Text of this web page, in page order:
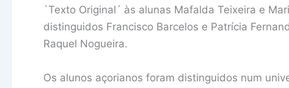
`Texto Original´ às alunas Mafalda Teixeira e
distinguidos Francisco Barcelos e Patrícia
Raquel Nogueira.
Os alunos açorianos foram distinguidos num